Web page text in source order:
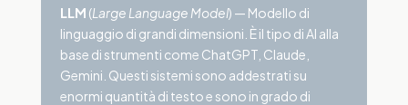
LLM (Large Language Model) — Modello di
linguaggio di grandi dimensioni. È il tipo di AI alla
base di strumenti come ChatGPT, Claude,
Gemini. Questi sistemi sono addestrati su
enormi quantità di testo e sono in grado di